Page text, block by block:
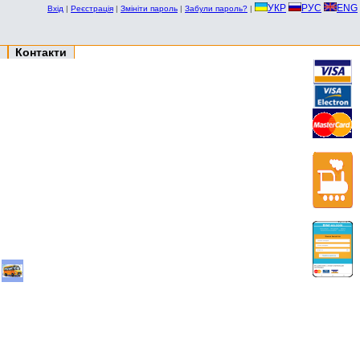
Вхід | Реєстрація | Змініти пароль | Забули пароль? | УКР РУС ENG
Контакти